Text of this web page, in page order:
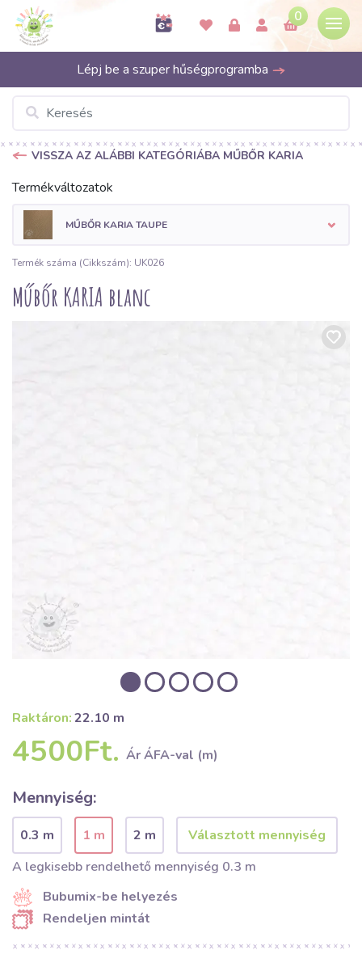
0
Lépj be a szuper hűségprogramba
VISSZA AZ ALÁBBI KATEGÓRIÁBA MŰBŐR KARIA
Termékváltozatok
MŰBŐR KARIA TAUPE
Termék száma (Cikkszám): UK026
Műbőr KARIA blanc
Raktáron:22.10 m
4500Ft. Ár ÁFA-val (m)
Mennyiség:
0.3 m 1 m
2 m
A legkisebb rendelhető mennyiség 0.3 m
Bubumix-be helyezés
Rendeljen mintát